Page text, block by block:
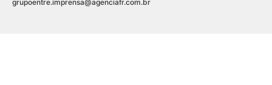
grupoentre.imprensa@agenciafr.com.br